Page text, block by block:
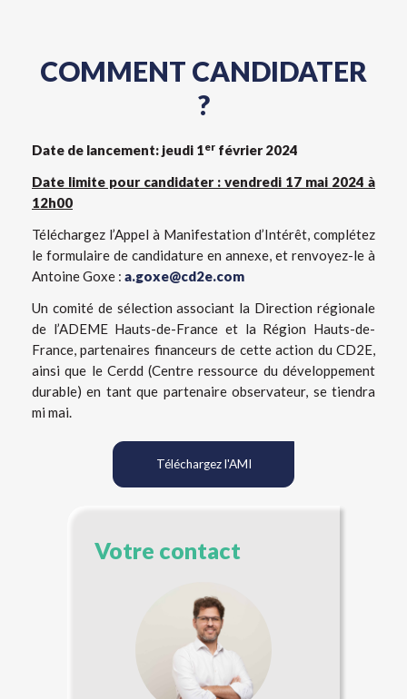
COMMENT CANDIDATER
?
Date de lancement: jeudi 1er février 2024
Date limite pour candidater : vendredi 17 mai 2024 à
12h00
Téléchargez l’Appel à Manifestation d’Intérêt, complétez
le formulaire de candidature en annexe, et renvoyez-le à
Antoine Goxe : a.goxe@cd2e.com
Un comité de sélection associant la Direction régionale
de l’ADEME Hauts-de-France et la Région Hauts-de-
France, partenaires financeurs de cette action du CD2E,
ainsi que le Cerdd (Centre ressource du développement
durable) en tant que partenaire observateur, se tiendra
mi mai.
Téléchargez l'AMI
Votre contact